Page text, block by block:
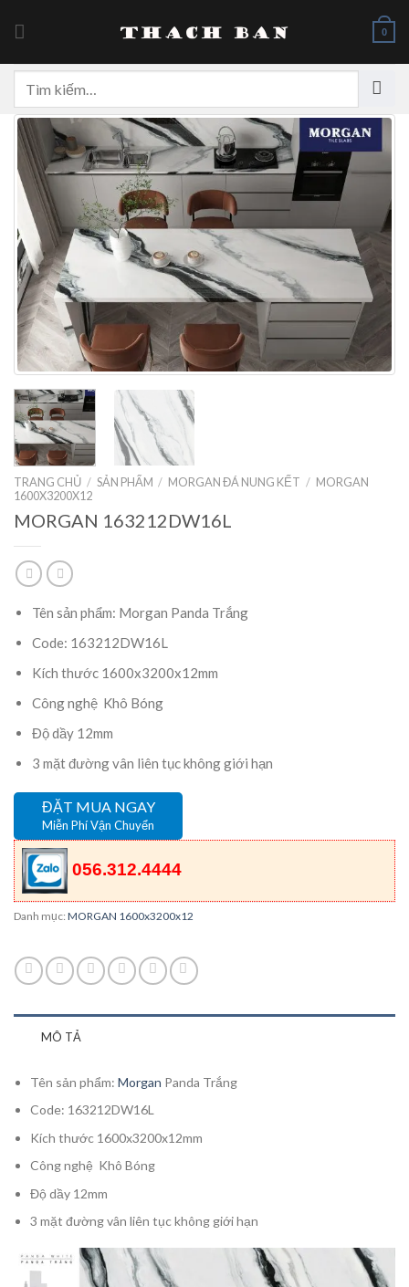
0
kiếm:
TRANG CHỦ / SẢN PHẨM / MORGAN ĐÁ NUNG KẾT / MORGAN
1600X3200X12
MORGAN 163212DW16L
Tên sản phẩm: Morgan Panda Trắng
Code: 163212DW16L
Kích thước 1600x3200x12mm
Công nghệ Khô Bóng
Độ dầy 12mm
3 mặt đường vân liên tục không giới hạn
ĐẶT MUA NGAY
Miễn Phí Vận Chuyển
056.312.4444
Danh mục: MORGAN 1600x3200x12
MÔ TẢ
Tên sản phẩm:Morgan Panda Trắng
Code: 163212DW16L
Kích thước 1600x3200x12mm
Công nghệ Khô Bóng
Độ dầy 12mm
3 mặt đường vân liên tục không giới hạn